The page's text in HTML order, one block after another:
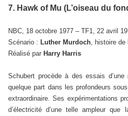
7. Hawk of Mu (L’oiseau du
NBC, 18 octobre 1977 – TF1, 22 avril
Scénario : Luther Murdoch , histoire de
Réalisé par Harry Harris
Schubert procède à des essais d’une
quelque part dans les profondeurs
extraordinaire. Ses expérimentations
d’électricité d’une telle ampleur que